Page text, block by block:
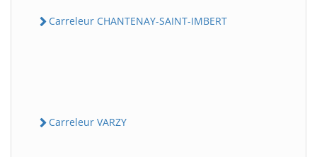
Carreleur CHANTENAY-SAINT-IMBERT
Carreleur VARZY